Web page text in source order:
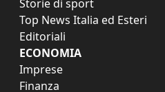
Storie di sport
Top News Italia ed Esteri
Editoriali
ECONOMIA
Imprese
Finanza